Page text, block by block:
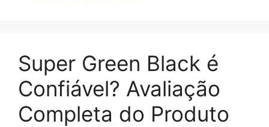
Super Green Black é
Confiável? Avaliação
Completa do Produto